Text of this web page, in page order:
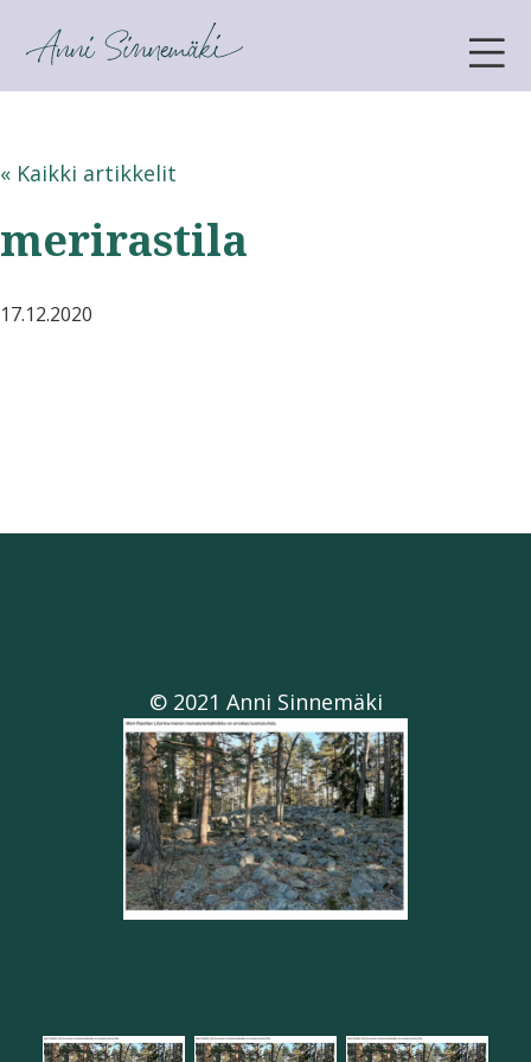
ANNI SINNEMÄKI
« Kaikki artikkelit
merirastila
17.12.2020
© 2021 Anni Sinnemäki